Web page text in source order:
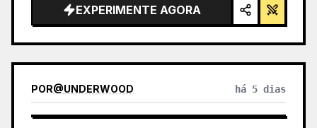
3D altamente realista. Substitua as
rampas lisas por degraus de pedra
EXPERIMENTE AGORA
POR@UNDERWOOD há 5 dias